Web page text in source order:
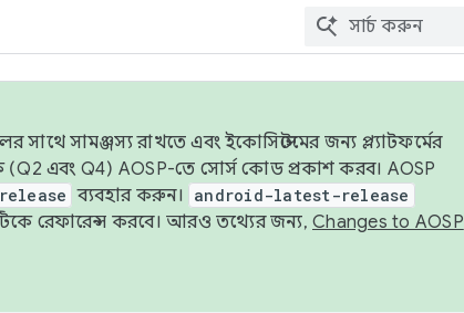
সামঞ্জস্য রাখতে এবং ইকোসিস্টেমের জন্য প্ল্যাটফর্মের
(Q2 এবং Q4) AOSP-তে সোর্স কোড প্রকাশ করব। AOSP
ব্যবহার করুন। android-latest-release
রেফারেন্স করবে। আরও তথ্যের জন্য, Changes to AOSP